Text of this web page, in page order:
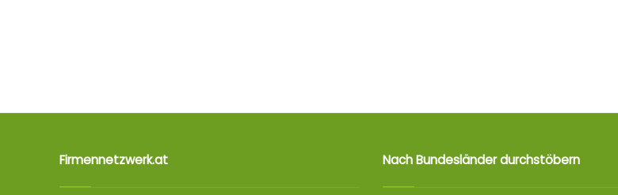
Firmennetzwerk.at Nach Bundesländer durchstöbern